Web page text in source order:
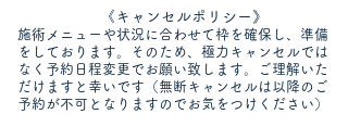
《キャンセルポリシー》
施術メニューや状況に合わせて枠を確保し、 準備
をしております。そのため、 極力キャンセルでは
なく予約日程変更でお願い致します。
ご理解いた
だけますと幸いです ​（無断キャンセルは以降のご
予約が不可となります​のでお気をつけください）